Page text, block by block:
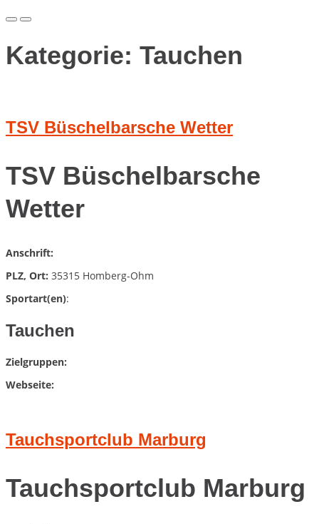
Primary
for
Mobile
Primary
Desktop
Kategorie: Tauchen
TSV Büschelbarsche Wetter
TSV Büschelbarsche
Wetter
Anschrift:
PLZ, Ort: 35315 Homberg-Ohm
Sportart(en):
Tauchen
Zielgruppen:
Webseite:
Tauchsportclub Marburg
Tauchsportclub Marburg